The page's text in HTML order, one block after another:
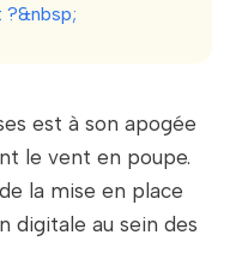
?&nbsp;
est à son apogée
le vent en poupe.
la mise en place
digitale au sein des